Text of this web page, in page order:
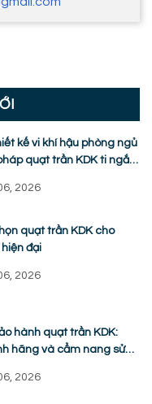
kế vi khí hậu phòng ngủ
quạt trần KDK ti ngắn
học
2026
quạt trần KDK cho
đại
2026
hành quạt trần KDK:
hãng và cẩm nang sửa
2026